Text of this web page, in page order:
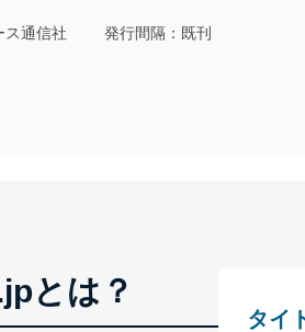
他の規範を常に適合させます。
に標準装備されているユーザー制御機能
テムを使用する従業者を識別・認証してい
ス通信社 発行間隔：既刊
とは？
タイ